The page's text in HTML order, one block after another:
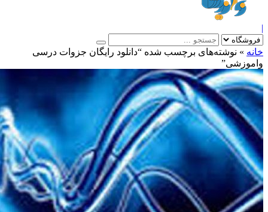
»نوشته‌های برچسب شده “دانلود رایگان جزوات درسی